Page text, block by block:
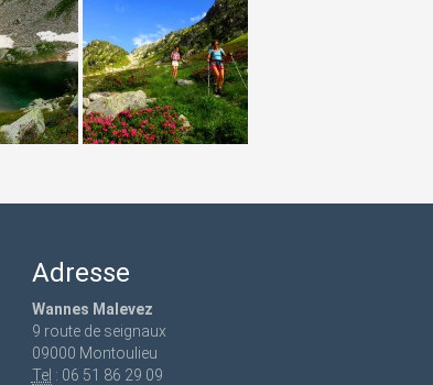
Adresse
Wannes Malevez
9 route de seignaux
09000 Montoulieu
Tel : 06 51 86 29 09